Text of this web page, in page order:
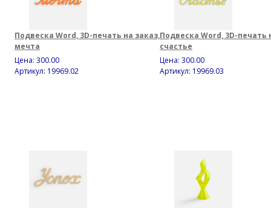
Подвеска Word, 3D-печать на заказ,
мечта
Цена: 300.00
Артикул: 19969.02
Подвеска Word, 3D-печать
счастье
Цена: 300.00
Артикул: 19969.03